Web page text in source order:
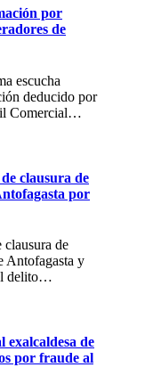
por
de
escucha
deducido por
Comercial…
clausura de
por
clausura de
Antofagasta y
delito…
de
por fraude al